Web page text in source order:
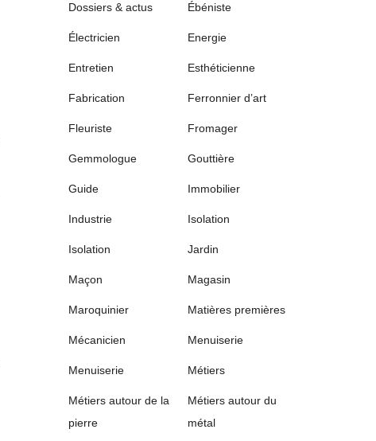
Dossiers & actus Ébéniste
Électricien Energie
Entretien Esthéticienne
Fabrication Ferronnier d’art
Fleuriste Fromager
Gemmologue Gouttière
Guide Immobilier
Industrie Isolation
Isolation Jardin
Maçon Magasin
Maroquinier Matières premières
Mécanicien Menuiserie
Menuiserie Métiers
Métiers autour de la
pierre
Métiers autour du
métal